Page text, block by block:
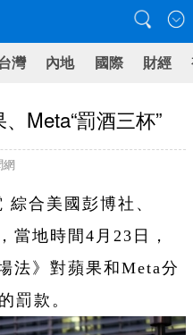
灣 內地 國際 財經
Meta“罰酒三杯”
網
綜合美國彭博社、
當地時間4月23日，
法》對蘋果和Meta分
罰款。